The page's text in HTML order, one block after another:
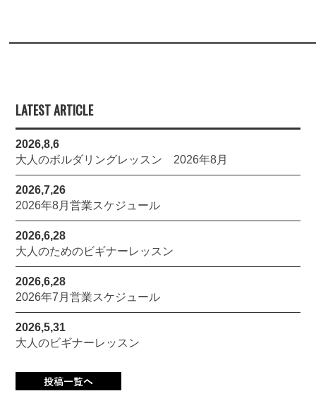
LATEST ARTICLE
2026,8,6
大人のボルダリングレッスン 2026年8月
2026,7,26
2026年8月営業スケジュール
2026,6,28
大人のためのビギナーレッスン
2026,6,28
2026年7月営業スケジュール
2026,5,31
大人のビギナーレッスン